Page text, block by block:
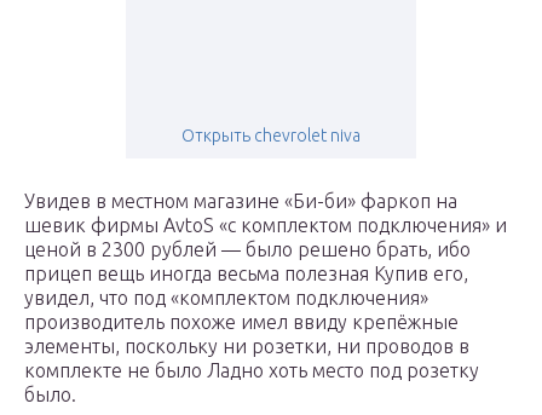
Открыть chevrolet niva
Увидев в местном магазине «Би-би» фаркоп на
шевик фирмы AvtoS «с комплектом подключения» и
ценой в 2300 рублей — было решено брать, ибо
прицеп вещь иногда весьма полезная Купив его,
увидел, что под «комплектом подключения»
производитель похоже имел ввиду крепёжные
элементы, поскольку ни розетки, ни проводов в
комплекте не было Ладно хоть место под розетку
было.